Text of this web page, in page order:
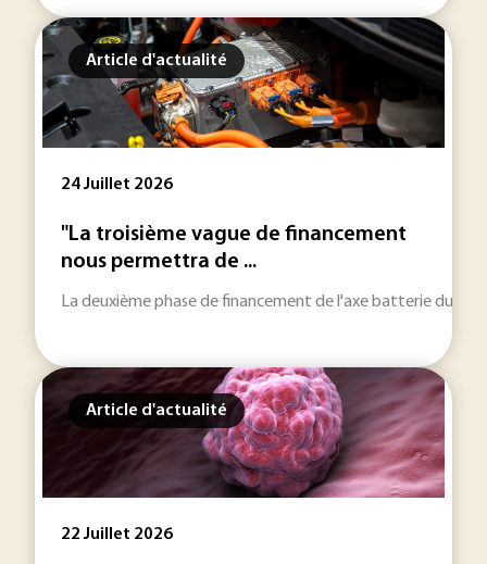
Article d'actualité
24 Juillet 2026
"La troisième vague de financement
nous permettra de ...
La deuxième phase de financement de l'axe batterie du
Article d'actualité
22 Juillet 2026